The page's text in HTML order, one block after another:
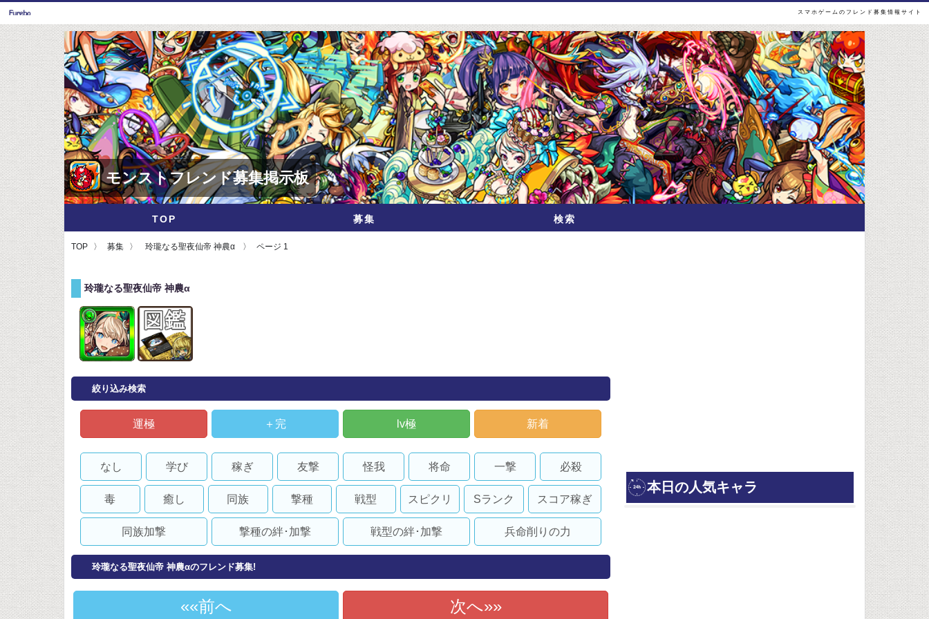
スマホゲームのフレンド募集情報サイト
モンストフレンド募集掲示板
TOP 募集 検索
TOP 募集 玲瓏なる聖夜仙帝 神農α ページ 1
玲瓏なる聖夜仙帝 神農α
絞り込み検索
運極 ＋完 lv極 新着
なし 学び 稼ぎ 友撃 怪我 将命 一撃 必殺
毒 癒し 同族 撃種 戦型 スピクリ Sランク スコア稼ぎ
同族加撃 撃種の絆･加撃 戦型の絆･加撃 兵命削りの力
玲瓏なる聖夜仙帝 神農αのフレンド募集!
«前へ 次へ»